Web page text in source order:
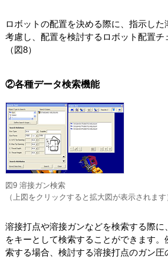
ロボットの配置を決める際に、指示し
考慮し、配置を検討するロボット配置チ
（図8）
②各種データ検索機能
図9 溶接ガン検索
（上図をクリックすると拡大図が表示されます
溶接打点や溶接ガンなどを検索する際に
をキーとして検索することができます
索する場合、検討する溶接打点のガン圧